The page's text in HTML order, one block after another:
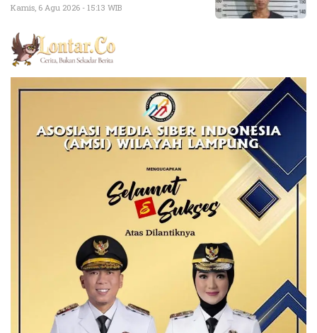
Kamis, 6 Agu 2026 - 15:13 WIB